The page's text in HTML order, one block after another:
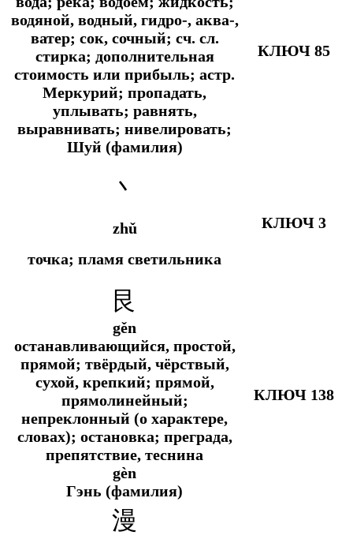
водяной, водный, гидро-, аква-,
ватер; сок, сочный; сч. сл.
стирка; дополнительная
стоимость или прибыль; астр.
Меркурий; пропадать,
уплывать; равнять,
выравнивать; нивелировать;
Шуй (фамилия)
КЛЮЧ 85
丶
zhǔ
точка; пламя светильника
КЛЮЧ 3
艮
gěn
останавливающийся, простой,
прямой; твёрдый, чёрствый,
сухой, крепкий; прямой,
прямолинейный;
непреклонный (о характере,
словах); остановка; преграда,
препятствие, теснина
gèn
Гэнь (фамилия)
КЛЮЧ 138
漫